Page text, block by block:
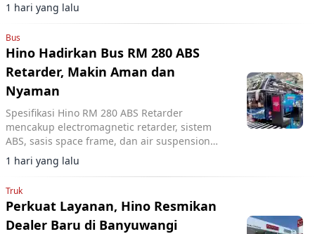
1 hari yang lalu
Bus
Hino Hadirkan Bus RM 280 ABS
Retarder, Makin Aman dan
Nyaman
Spesifikasi Hino RM 280 ABS Retarder
mencakup electromagnetic retarder, sistem
ABS, sasis space frame, dan air suspension
untuk peningkatan keselamatan serta
kenyamanan.
1 hari yang lalu
Truk
Perkuat Layanan, Hino Resmikan
Dealer Baru di Banyuwangi